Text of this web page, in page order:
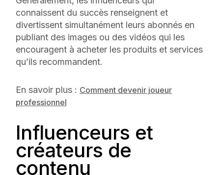
connaissent du succès renseignent et
divertissent simultanément leurs abonnés en
publiant des images ou des vidéos qui les
encouragent à acheter les produits et services
qu’ils recommandent.
En savoir plus : Comment devenir joueur
professionnel
Influenceurs et
créateurs de
contenu